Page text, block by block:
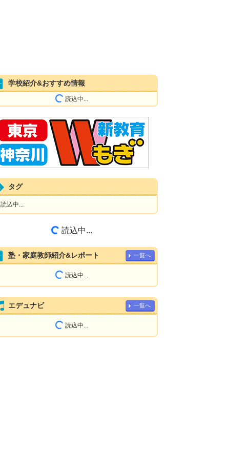
学校紹介&おすすめ情報
読込中...
タグ
読込中...
読込中...
塾・家庭教師紹介&レポート 一覧へ
読込中...
エデュナビ 一覧へ
読込中...